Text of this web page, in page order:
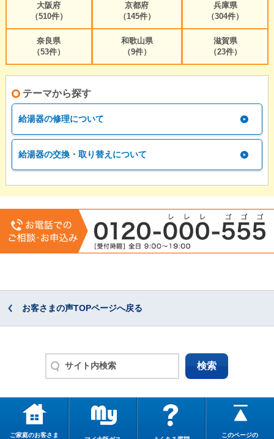
大阪府
（510件）
京都府
（145件）
兵庫県
（304件）
奈良県
（53件）
和歌山県
（9件）
滋賀県
（23件）
テーマから探す
給湯器の修理について
給湯器の交換・取り替えについて
お客さまの声TOPページへ戻る
ご家庭のお客さま
このページの